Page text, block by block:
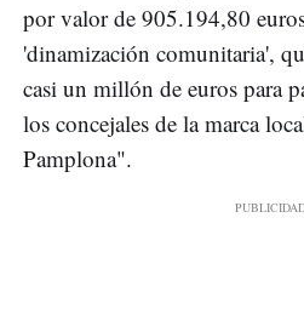
por valor de 905.194,80
'dinamización comunitaria',
casi un millón de euros para
los concejales de la marca
Pamplona".